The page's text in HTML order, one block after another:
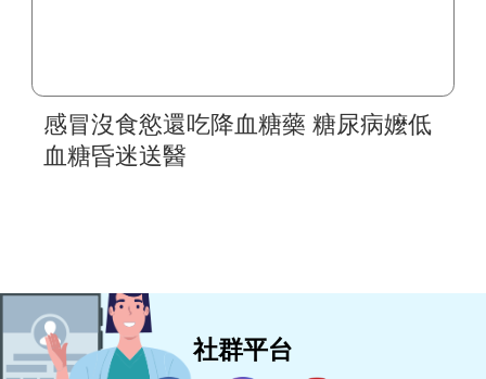
感冒沒食慾還吃降血糖藥 糖尿病嬤低
血糖昏迷送醫
社群平台